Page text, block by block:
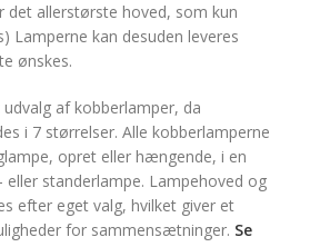
allerstørste hoved, som kun
Lamperne kan desuden leveres
ønskes.
af kobberlamper, da
i 7 størrelser. Alle kobberlamperne
opret eller hængende, i en
standerlampe. Lampehoved og
efter eget valg, hvilket giver et
for sammensætninger. Se